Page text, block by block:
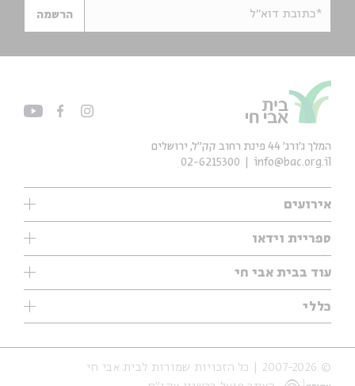
*כתובת דוא"ל הרשמה
אירועים
עיון
אנגלית
נוער
סדרות
אירועי עבר
ספריית וידאו
ילדים
מוזיקה
עיון
מיוחדים
עוד בבית אבי חי
תערוכות
מיוחדים
כללי
אודות
הצהרת נגישות
המלך ג'ורג' 44 פינת רחוב קק״ל, ירושלים
info@bac.org.il
02-6215300
© 2007-2026 | כל הזכויות שמורות לבית אבי חי